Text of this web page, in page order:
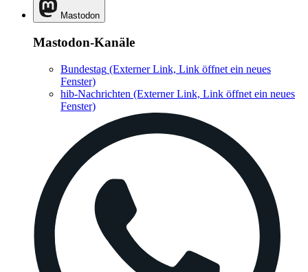
Mastodon
Mastodon-Kanäle
Bundestag (Externer Link, Link öffnet ein neues
Fenster)
hib-Nachrichten (Externer Link, Link öffnet ein neues
Fenster)